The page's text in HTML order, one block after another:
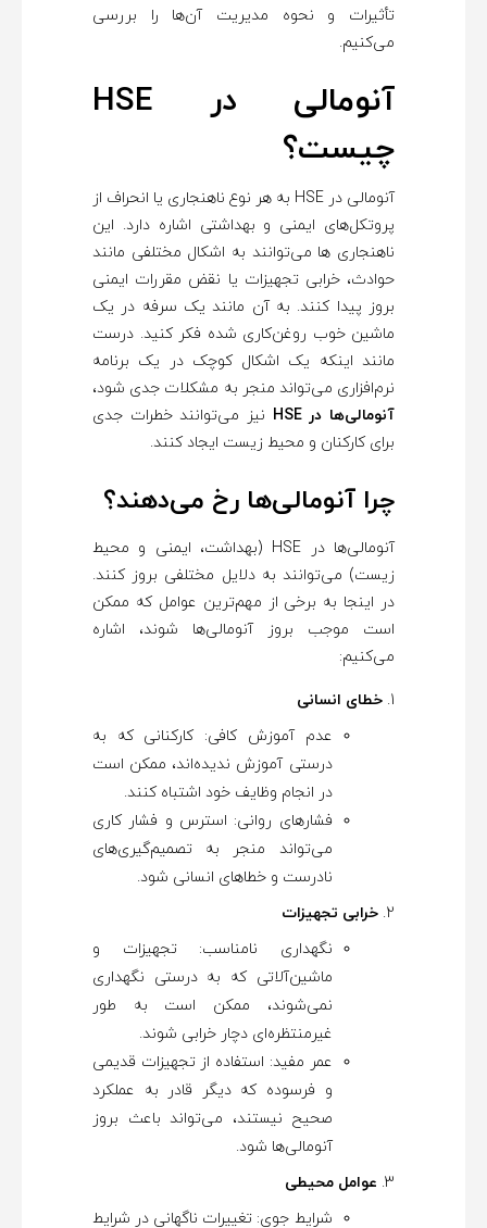
تأثیرات و نحوه مدیریت آن‌ها را بررسی
می‌کنیم.
آنومالی در HSE
چیست؟
آنومالی در HSE به هر نوع ناهنجاری یا انحراف از
پروتکل‌های ایمنی و بهداشتی اشاره دارد. این
ناهنجاری ها می‌توانند به اشکال مختلفی مانند
حوادث، خرابی تجهیزات یا نقض مقررات ایمنی
بروز پیدا کنند. به آن مانند یک سرفه در یک
ماشین خوب روغن‌کاری شده فکر کنید. درست
مانند اینکه یک اشکال کوچک در یک برنامه
نرم‌افزاری می‌تواند منجر به مشکلات جدی شود،
آنومالی‌ها در HSE
نیز می‌توانند خطرات جدی
برای کارکنان و محیط زیست ایجاد کنند.
چرا آنومالی‌ها رخ می‌دهند؟
آنومالی‌ها در HSE (بهداشت، ایمنی و محیط
زیست) می‌توانند به دلایل مختلفی بروز کنند.
در اینجا به برخی از مهم‌ترین عوامل که ممکن
است موجب بروز آنومالی‌ها شوند، اشاره
می‌کنیم:
خطای انسانی
عدم آموزش کافی: کارکنانی که به
درستی آموزش ندیده‌اند، ممکن است
در انجام وظایف خود اشتباه کنند.
فشارهای روانی: استرس و فشار کاری
می‌تواند منجر به تصمیم‌گیری‌های
نادرست و خطاهای انسانی شود.
خرابی تجهیزات
نگهداری نامناسب: تجهیزات و
ماشین‌آلاتی که به درستی نگهداری
نمی‌شوند، ممکن است به طور
غیرمنتظره‌ای دچار خرابی شوند.
عمر مفید: استفاده از تجهیزات قدیمی
و فرسوده که دیگر قادر به عملکرد
صحیح نیستند، می‌تواند باعث بروز
آنومالی‌ها شود.
عوامل محیطی
شرایط جوی: تغییرات ناگهانی در شرایط